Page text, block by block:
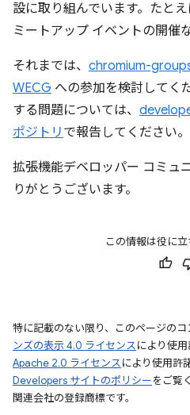
設に取り組んでいます。たと
ミートアップ イベントの開催な
それまでは、 chromium-
WECG への参加を検討してく
する問題については、
ポジトリ で報告してください。
拡張機能デベロッパー コミュ
りがとうございます。
この情報は役に
特に記載のない限り、このページのコ
ンズの表示 4.0 ライセンスにより使
Apache 2.0 ライセンスにより使用許
Developers サイトのポリシーをご覧
関連会社の登録商標です。